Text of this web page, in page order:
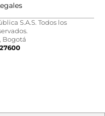
S.A.S. Todos los
Bogotá